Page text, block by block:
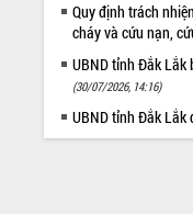
Quy định trách
cháy và cứu nạn,
UBND tỉnh Đắk
(30/07/2026, 14:16)
UBND tỉnh Đắk Lắk